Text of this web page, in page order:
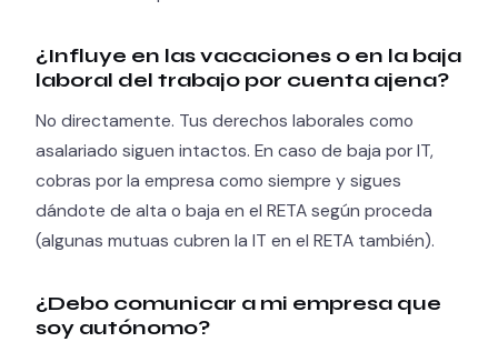
¿Influye en las vacaciones o en la baja
laboral del trabajo por cuenta ajena?
No directamente. Tus derechos laborales como
asalariado siguen intactos. En caso de baja por IT,
cobras por la empresa como siempre y sigues
dándote de alta o baja en el RETA según proceda
(algunas mutuas cubren la IT en el RETA también).
¿Debo comunicar a mi empresa que
soy autónomo?